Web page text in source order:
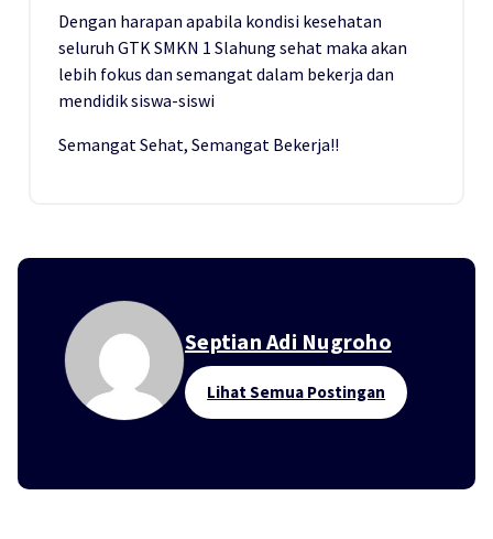
Dengan harapan apabila kondisi kesehatan
seluruh GTK SMKN 1 Slahung sehat maka akan
lebih fokus dan semangat dalam bekerja dan
mendidik siswa-siswi
Semangat Sehat, Semangat Bekerja!!
Septian Adi Nugroho
Lihat Semua Postingan